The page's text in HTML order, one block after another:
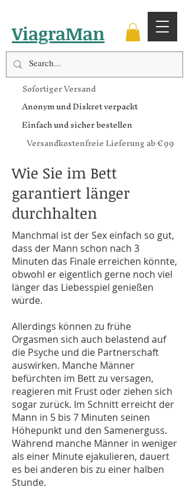
ViagraMan
Sofortiger Versand
Anonym und Diskret verpackt
Einfach und sicher bestellen
Versandkostenfreie Lieferung ab €99
Wie Sie im Bett
garantiert länger
durchhalten
Manchmal ist der Sex einfach so gut,
dass der Mann schon nach 3
Minuten das Finale erreichen könnte,
obwohl er eigentlich gerne noch viel
länger das Liebesspiel genießen
würde.
Allerdings können zu frühe
Orgasmen sich auch belastend auf
die Psyche und die Partnerschaft
auswirken. Manche Männer
befürchten im Bett zu versagen,
reagieren mit Frust oder ziehen sich
sogar zurück. Im Schnitt erreicht der
Mann in 5 bis 7 Minuten seinen
Höhepunkt und den Samenerguss.
Während manche Männer in weniger
als einer Minute ejakulieren, dauert
es bei anderen bis zu einer halben
Stunde.